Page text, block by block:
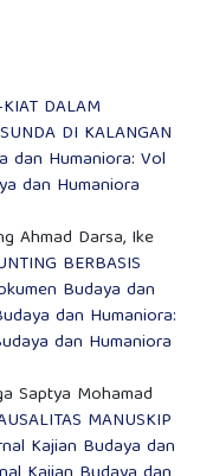
DALAM
DI KALANGAN
dan Humaniora: Vol
dan Humaniora
Ahmad Darsa, Ike
BERBASIS
Budaya dan
dan Humaniora:
dan Humaniora
Saptya Mohamad
MANUSKIP
Kajian Budaya dan